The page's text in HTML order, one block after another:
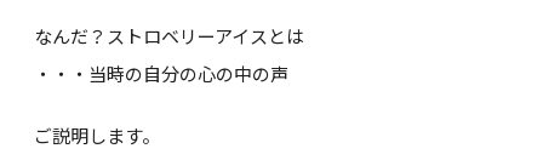
なんだ？ストロベリーアイスとは
・・・当時の自分の心の中の声
ご説明します。